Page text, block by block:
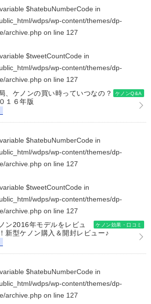
$hatebuNumberCode in
wdps/wp-content/themes/dp-
archive.php on line 127
$tweetCountCode in
wdps/wp-content/themes/dp-
archive.php on line 127
ケノンQ&A
、ケノンの買い時っていつなの？
１６年版
$hatebuNumberCode in
wdps/wp-content/themes/dp-
archive.php on line 127
$tweetCountCode in
wdps/wp-content/themes/dp-
archive.php on line 127
ケノン効果・口コミ
ン2016年モデルをレビュ
新型ケノン購入＆開封レビュー♪
$hatebuNumberCode in
wdps/wp-content/themes/dp-
archive.php on line 127